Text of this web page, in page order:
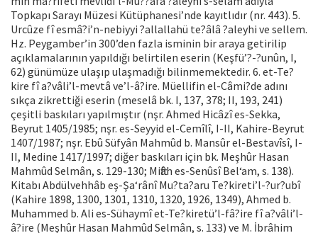
Topkapı Sarayı Müzesi Kütüphanesi’nde kayıtlıdır (nr. 443). 5.
Urcûze fî esmâ?i’n-nebiyyi ?allallahü te?âlâ ?aleyhi ve sellem.
Hz. Peygamber’in 300’den fazla isminin bir araya getirilip
açıklamalarının yapıldığı belirtilen eserin (Keşfü’?-?unûn, I,
62) günümüze ulaşıp ulaşmadığı bilinmemektedir. 6. et-Te?
kire fî a?vâli’l-mevtâ ve’l-â?ire. Müellifin el-Câmi?de adını
sıkça zikrettiği eserin (meselâ bk. I, 137, 378; II, 193, 241)
çeşitli baskıları yapılmıştır (nşr. Ahmed Hicâzî es-Sekka,
Beyrut 1405/1985; nşr. es-Seyyid el-Cemîlî, I-II, Kahire-Beyrut
1407/1987; nşr. Ebû Süfyân Mahmûd b. Mansûr el-Bestavîsî, I-
II, Medine 1417/1997; diğer baskıları için bk. Meşhûr Hasan
Mahmûd Selmân, s. 129-130; Miftâh es-Senûsî Bel‘am, s. 138).
Kitabı Abdülvehhâb eş-Şa‘rânî Mu?ta?aru Te?kireti’l-?ur?ubî
(Kahire 1898, 1300, 1301, 1310, 1320, 1926, 1349), Ahmed b.
Muhammed b. Ali es-Sühaymî et-Te?kiretü’l-fâ?ire fî a?vâli’l-
â?ire (Meşhûr Hasan Mahmûd Selmân, s. 133) ve M. İbrâhim